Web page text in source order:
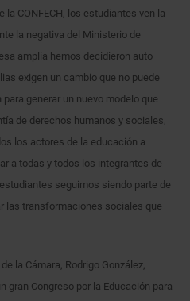
la CONFECH, los estudiantes ven la
la negativa del Ministerio de
amplia hemos decidieron auto
exigen un cambio que no puede
generar un nuevo modelo que
de derechos humanos y sociales,
los actores de la educación a
a todas y todos los integrantes de
seguimos siendo parte de
las transformaciones sociales que
la Cámara, Rodrigo González,
gran Congreso por la Educación para